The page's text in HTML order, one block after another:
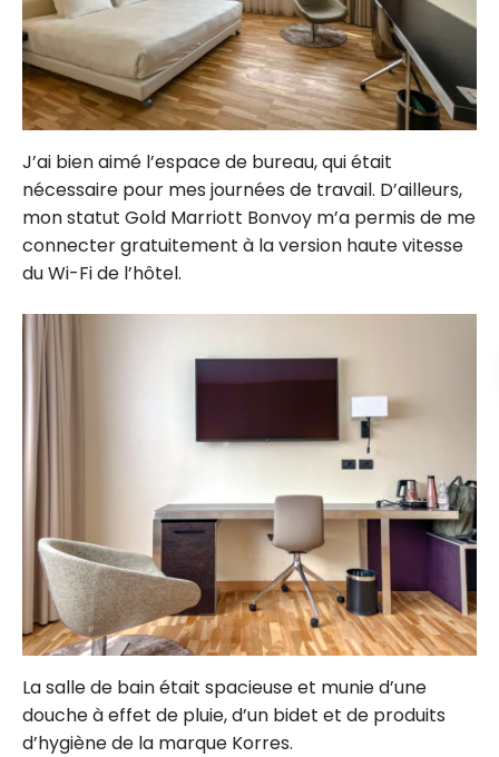
J’ai bien aimé l’espace de bureau, qui était
nécessaire pour mes journées de travail. D’ailleurs,
mon statut Gold Marriott Bonvoy m’a permis de me
connecter gratuitement à la version haute vitesse
du Wi-Fi de l’hôtel.
La salle de bain était spacieuse et munie d’une
douche à effet de pluie, d’un bidet et de produits
d’hygiène de la marque Korres.